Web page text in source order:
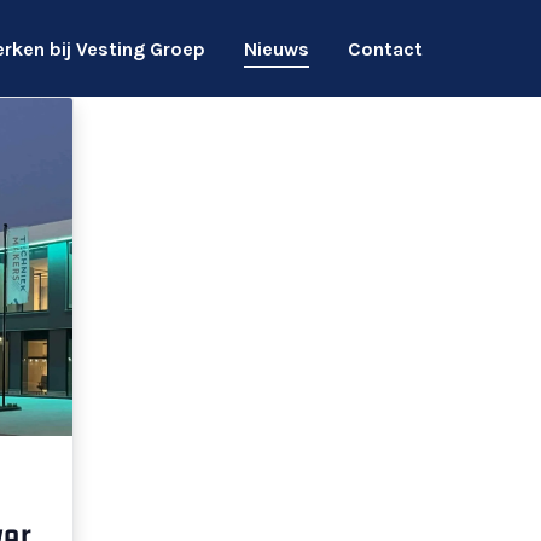
bij Vesting Groep Nieuws Contact